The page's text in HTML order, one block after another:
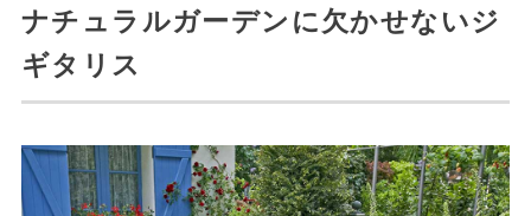
ナチュラルガーデンに欠かせないジ
ギタリス